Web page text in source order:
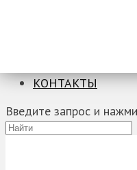
КОНТАКТЫ
Введите запрос и